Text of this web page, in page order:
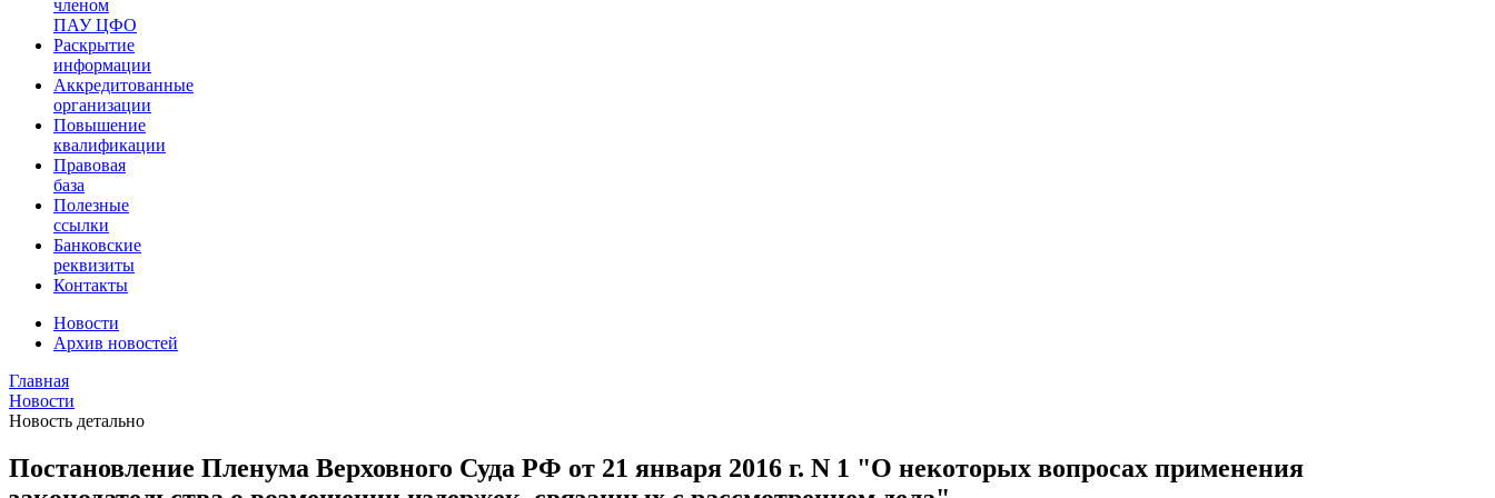
членом
ПАУ ЦФО
Раскрытие
информации
Аккредитованные
организации
Повышение
квалификации
Правовая
база
Полезные
ссылки
Банковские
реквизиты
Контакты
Новости
Архив новостей
Главная
Новости
Новость детально
Постановление Пленума Верховного Суда РФ от 21 января 2016 г. N 1 "О некоторых вопросах применения